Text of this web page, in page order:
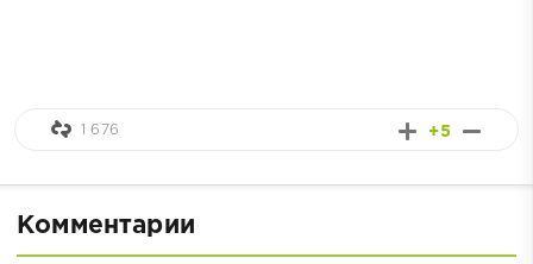
+5
1 676
Комментарии